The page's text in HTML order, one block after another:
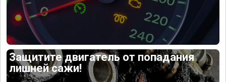
Защитите двигатель от попадания
лишней сажи!